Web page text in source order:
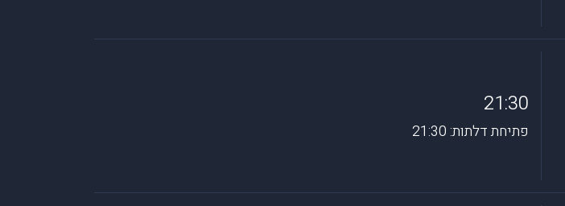
21:30
פתיחת דלתות: 21:30